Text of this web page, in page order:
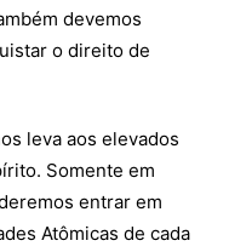
devemos
o direito de
leva aos elevados
Somente em
entrar em
Atômicas de cada